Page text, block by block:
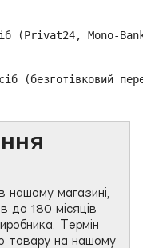
(Privat24, Mono-
(безготівковий
нашому магазині,
до 180 місяців
Термін
товару на нашому